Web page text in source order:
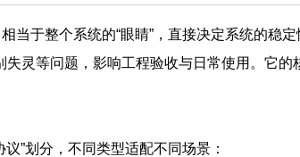
当于整个系统的“眼睛”，直接决定系统的稳
灵等问题，影响工程验收与日常使用。它
”划分，不同类型适配不同场景：